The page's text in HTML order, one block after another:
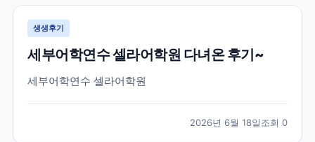
생생후기
세부어학연수 셀라어학원 다녀온 후기~
세부어학연수 셀라어학원
2026년 6월 18일조회 0